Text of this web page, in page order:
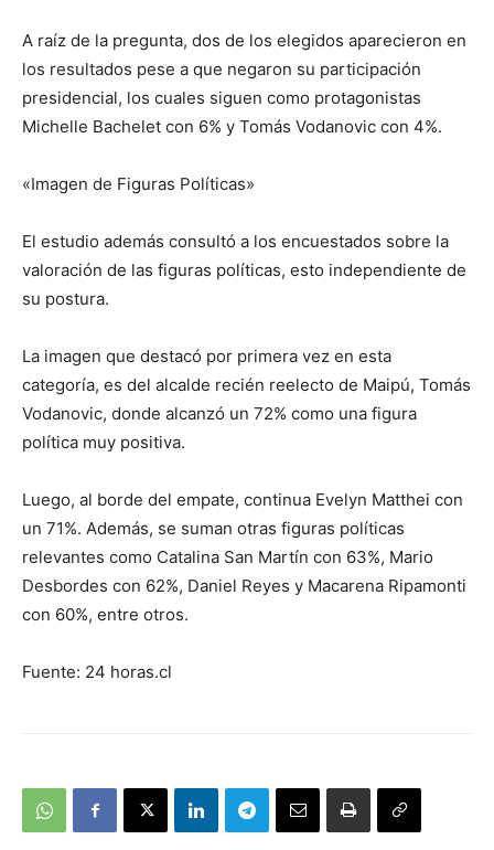
A raíz de la pregunta, dos de los elegidos aparecieron en
los resultados pese a que negaron su participación
presidencial, los cuales siguen como protagonistas
Michelle Bachelet con 6% y Tomás Vodanovic con 4%.
«Imagen de Figuras Políticas»
El estudio además consultó a los encuestados sobre la
valoración de las figuras políticas, esto independiente de
su postura.
La imagen que destacó por primera vez en esta
categoría, es del alcalde recién reelecto de Maipú, Tomás
Vodanovic, donde alcanzó un 72% como una figura
política muy positiva.
Luego, al borde del empate, continua Evelyn Matthei con
un 71%. Además, se suman otras figuras políticas
relevantes como Catalina San Martín con 63%, Mario
Desbordes con 62%, Daniel Reyes y Macarena Ripamonti
con 60%, entre otros.
Fuente: 24 horas.cl